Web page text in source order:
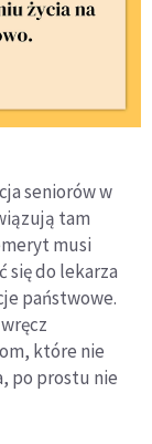
seniorów w
tam
musi
się do lekarza
państwowe.
które nie
po prostu nie